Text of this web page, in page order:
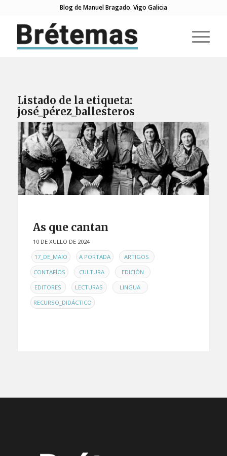
Blog de Manuel Bragado. Vigo Galicia
Listado de la etiqueta:
josé_pérez_ballesteros
As que cantan
10 DE XULLO DE 2024
EN17_DE_MAIO , A PORTADA , ARTIGOS ,
CONTAFÍOS , CULTURA , EDICIÓN ,
EDITORES , LECTURAS , LINGUA ,
RECURSO_DIDÁCTICO